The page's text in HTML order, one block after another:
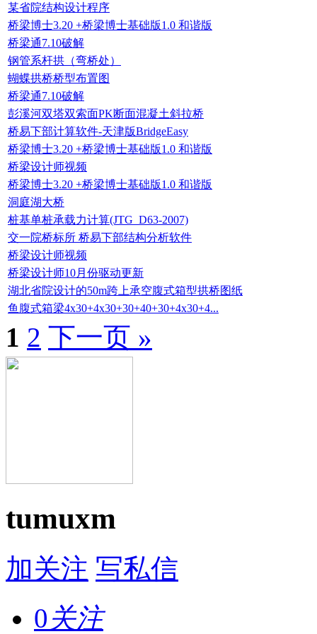
某省院结构设计程序
桥梁博士3.20 +桥梁博士基础版1.0 和谐版
桥梁通7.10破解
钢管系杆拱（弯桥处）
蝴蝶拱桥桥型布置图
桥梁通7.10破解
彭溪河双塔双索面PK断面混凝土斜拉桥
桥易下部计算软件-天津版BridgeEasy
桥梁博士3.20 +桥梁博士基础版1.0 和谐版
桥梁设计师视频
桥梁博士3.20 +桥梁博士基础版1.0 和谐版
洞庭湖大桥
桩基单桩承载力计算(JTG_D63-2007)
交一院桥标所 桥易下部结构分析软件
桥梁设计师视频
桥梁设计师10月份驱动更新
湖北省院设计的50m跨上承空腹式箱型拱桥图纸
鱼腹式箱梁4x30+4x30+30+40+30+4x30+4...
1 2 下一页 »
tumuxm
加关注 写私信
0关注